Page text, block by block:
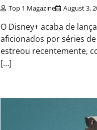
Top 1 Magazine August 3,
O Disney+ acaba de
aficionados por séries
estreou recentemente,
[…]